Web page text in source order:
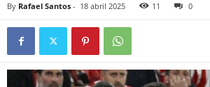
By Rafael Santos - 18 abril 2025 11 0